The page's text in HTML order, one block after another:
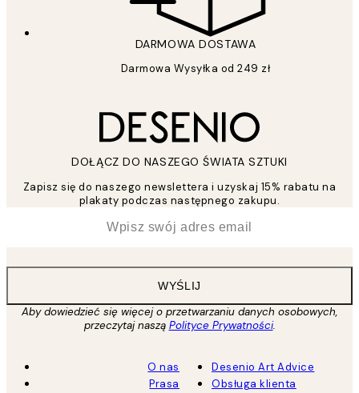
DARMOWA DOSTAWA
Darmowa Wysyłka od 249 zł
DOŁĄCZ DO NASZEGO ŚWIATA SZTUKI
Zapisz się do naszego newslettera i uzyskaj 15% rabatu na
plakaty podczas następnego zakupu.
WYŚLIJ
Aby dowiedzieć się więcej o przetwarzaniu danych osobowych,
przeczytaj naszą Polityce Prywatności.
O nas
Prasa
Desenio Art Advice
Obsługa klienta